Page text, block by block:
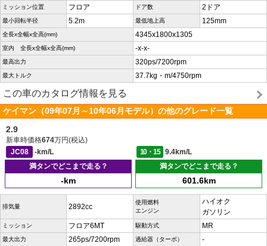
ミッション位置 フロア ドア数 2ドア
最小回転半径 5.2m 最低地上高 125mm
全長x全幅x全高(mm) 4345x1800x1305
室内 全長x全幅x全高(mm) -x-x-
最高出力 320ps/7200rpm
最大トルク 37.7kg・m/4750rpm
この車のカタログ情報を見る
ケイマン（09年07月～10年06月モデル）の他のグレード一覧
2.9
新車時価格674万円(税込)
JC08
-km/L 10・15
9.4km/L
満タンでどこまで走る？
-km
満タンでどこまで走る？
601.6km
排気量 2892cc
使用燃料
エンジン
ハイオク
ガソリン
ミッション フロア6MT 駆動方式 MR
最大出力 265ps/7200rpm 過給器（ターボ） -